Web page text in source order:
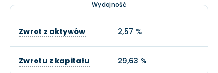
Wydajność
Zwrot z aktywów 2,57 %
Zwrotu z kapitału 29,63 %